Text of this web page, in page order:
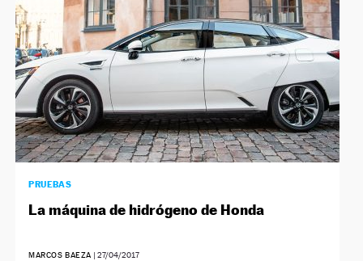
PRUEBAS
La máquina de hidrógeno de Honda
MARCOS BAEZA |27/04/2017